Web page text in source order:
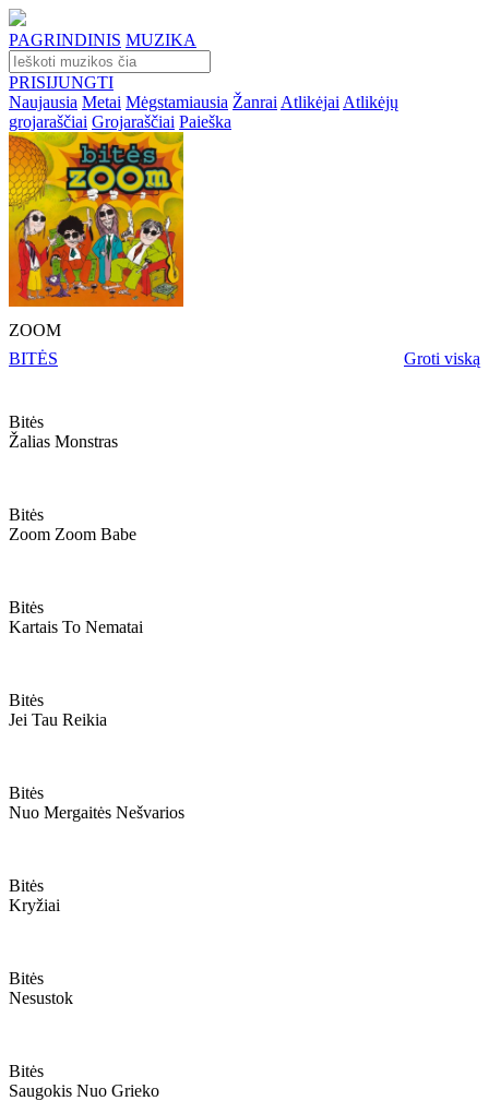
PAGRINDINIS MUZIKA
PRISIJUNGTI
Naujausia Metai Mėgstamiausia Žanrai Atlikėjai Atlikėjų
grojaraščiai Grojaraščiai Paieška
ZOOM
BITĖS
Groti viską
Bitės
Žalias Monstras
Bitės
Zoom Zoom Babe
Bitės
Kartais To Nematai
Bitės
Jei Tau Reikia
Bitės
Nuo Mergaitės Nešvarios
Bitės
Kryžiai
Bitės
Nesustok
Bitės
Saugokis Nuo Grieko